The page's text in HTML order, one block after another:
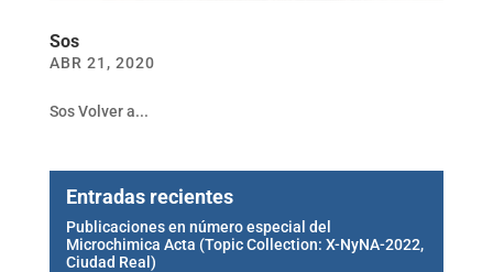
Sos
ABR 21, 2020
Sos Volver a...
Entradas recientes
Publicaciones en número especial del
Microchimica Acta (Topic Collection: X-NyNA-2022,
Ciudad Real)